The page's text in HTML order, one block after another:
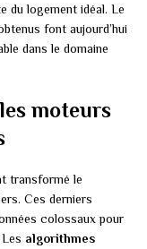
du logement idéal. Le
font aujourd’hui
dans le domaine
moteurs
transformé le
Ces derniers
colossaux pour
algorithmes